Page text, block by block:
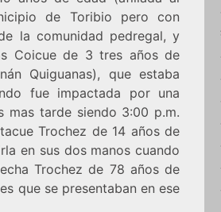
de Toribio pero con
la comunidad pedregal, y
Coicue de 3 tres años de
Quiguanas), que estaba
fue impactada por una
mas tarde siendo 3:00 p.m.
Trochez de 14 años de
en sus dos manos cuando
Trochez de 78 años de
que se presentaban en ese